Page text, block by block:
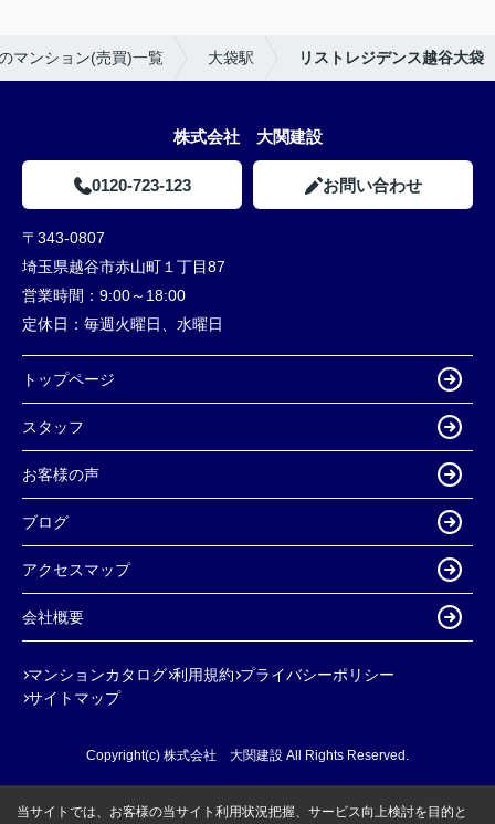
マンション(売買)一覧 大袋駅 リストレジデンス越谷大袋
株式会社 大関建設
0120-723-123 お問い合わせ
〒343-0807
埼玉県越谷市赤山町１丁目87
営業時間： 9:00～18:00
定休日： 毎週火曜日、水曜日
トップページ
スタッフ
お客様の声
ブログ
アクセスマップ
会社概要
マンションカタログ 利用規約 プライバシーポリシー
サイトマップ
Copyright(c) 株式会社 大関建設 All Rights Reserved.
当サイトでは、お客様の当サイト利用状況把握、サービス向上検討を目的と